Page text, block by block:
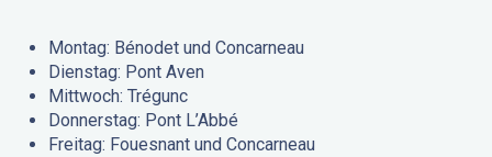
Montag: Bénodet und Concarneau
Dienstag: Pont Aven
Mittwoch: Trégunc
Donnerstag: Pont L’Abbé
Freitag: Fouesnant und Concarneau